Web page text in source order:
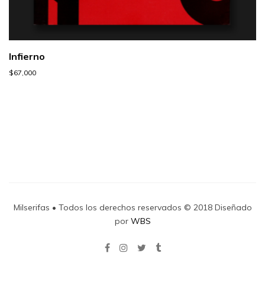
Infierno
$67,000
Milserifas • Todos los derechos reservados © 2018 Diseñado
por WBS